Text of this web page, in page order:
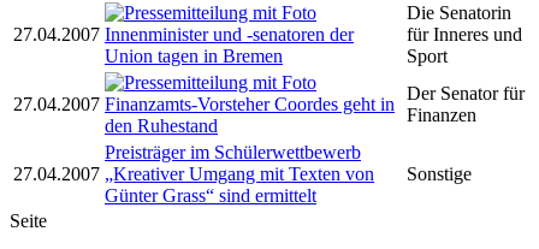
27.04.2007 Innenminister und -senatoren der
Union tagen in Bremen
Die Senatorin
für Inneres und
Sport
27.04.2007 Finanzamts-Vorsteher Coordes geht in
den Ruhestand
Der Senator für
Finanzen
27.04.2007
Preisträger im Schülerwettbewerb
„Kreativer Umgang mit Texten von
Günter Grass“ sind ermittelt
Sonstige
Seite